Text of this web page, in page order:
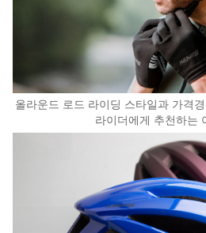
올라운드 로드 라이딩 스타일과 가격
라이더에게 추천하는